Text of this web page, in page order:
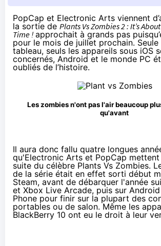
PopCap et Electronic Arts viennent
la sortie de Plants Vs Zombies 2 : It’s About
Time ! approchait à grands pas
pour le mois de juillet prochain. Seule
tableau, seuls les appareils sous iOS
concernés, Android et le monde PC
oubliés de l’histoire.
Les zombies n'ont pas l'air beaucoup
qu'avant
Il aura donc fallu quatre longues
qu'Electronic Arts et PopCap
suite du célèbre Plants Vs Zombies.
de la série était en effet sorti début
Steam, avant de débarquer l'année
et Xbox Live Arcade, puis sur
Phone pour finir sur la plupart des
portables ou de salon. Même les
BlackBerry 10 ont eu le droit à leur